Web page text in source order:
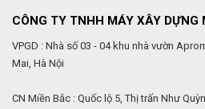
CÔNG TY TNHH MÁY XÂY DỰNG
VPGD : Nhà số 03 - 04 khu nhà vườn
Mai, Hà Nội
CN Miền Bắc : Quốc lộ 5, Thị trấn Như